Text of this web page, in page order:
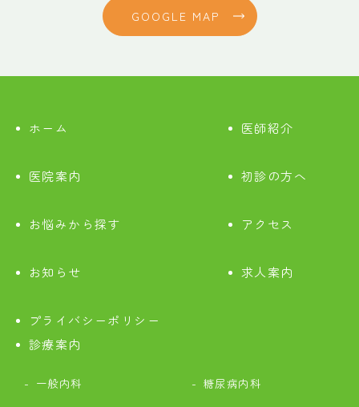
GOOGLE MAP
ホーム 医師紹介
医院案内 初診の方へ
お悩みから探す アクセス
お知らせ 求人案内
プライバシーポリシー
診療案内
一般内科 糖尿病内科